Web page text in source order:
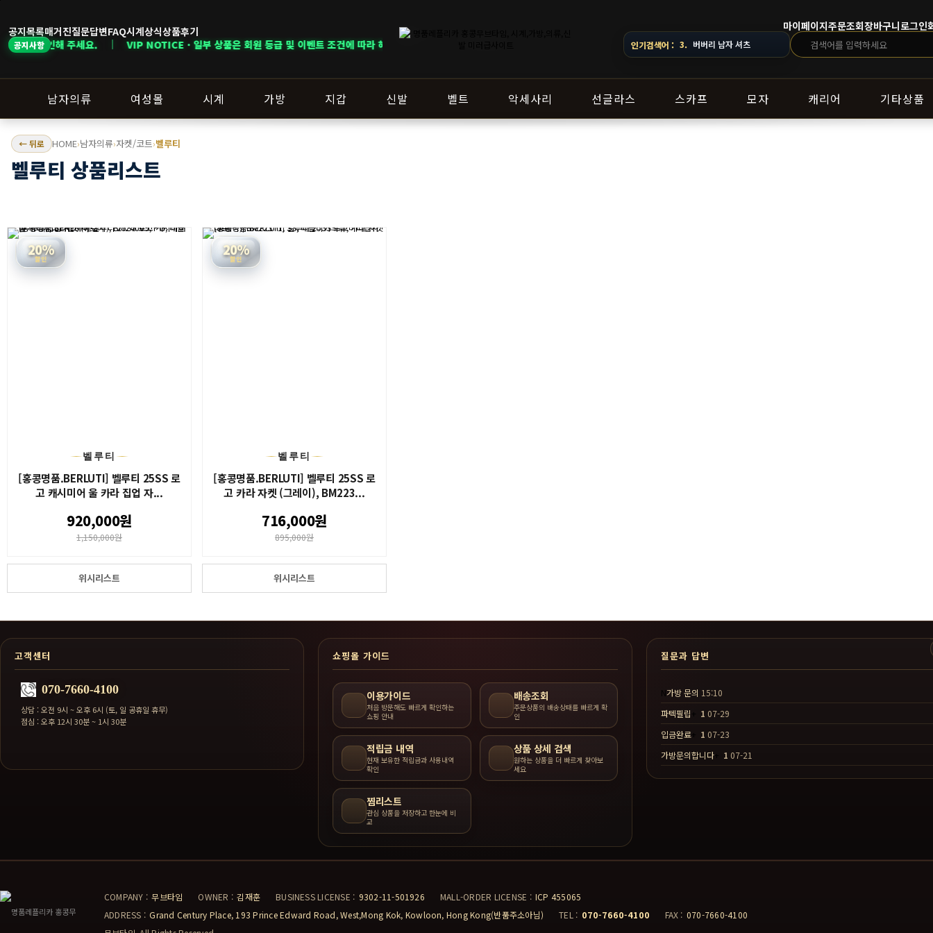
공지목록매거진질문답변FAQ시계상식상품후기
공지사항
인해 주세요. ｜ VIP NOTICE · 일부 상품은 회원 등급 및 이벤트 조건에 따라 혜택이 다르게 적용됩니다. ｜ DELIVERY NOTICE · 지역에 따라 배송 일정이 달라질 수 있으니 주문 전 상담창으로 문의해 주세요.
마이페이지주문조회장바구니로그인
인기검색어 : 3. 버버리 남자 셔츠
남자의류 여성몰 시계 가방 지갑 신발 벨트 악세사리 선글라스 스카프 모자 캐리어 기타상품
← 뒤로 HOME›남자의류›자켓/코트›벨루티
벨루티 상품리스트
20%
할인
벨루티
[홍콩명품.BERLUTI] 벨루티 25SS 로
고 캐시미어 울 카라 집업 자...
920,000원
1,150,000원
위시리스트
20%
할인
벨루티
[홍콩명품.BERLUTI] 벨루티 25SS 로
고 카라 자켓 (그레이), BM223...
716,000원
895,000원
위시리스트
고객센터
070-7660-4100
상담 : 오전 9시 ~ 오후 6시 (토, 일 공휴일 휴무)
점심 : 오후 12시 30분 ~ 1시 30분
쇼핑몰 가이드
이용가이드
처음 방문해도 빠르게 확인하는
쇼핑 안내
배송조회
주문상품의 배송상태를 빠르게 확
인
적립금 내역
현재 보유한 적립금과 사용내역
확인
상품 상세 검색
원하는 상품을 더 빠르게 찾아보
세요
찜리스트
관심 상품을 저장하고 한눈에 비
교
질문과 답변
N가방 문의 15:10
파텍필립
1 07-29
입금완료
1 07-23
가방문의합니다
1 07-21
COMPANY : 무브타임 OWNER : 김재훈 BUSINESS LICENSE : 9302-11-501926 MALL-ORDER LICENSE : ICP 455065
ADDRESS : Grand Century Place, 193 Prince Edward Road, West,Mong Kok, Kowloon, Hong Kong(반품주소아님) TEL : 070-7660-4100 FAX : 070-7660-4100